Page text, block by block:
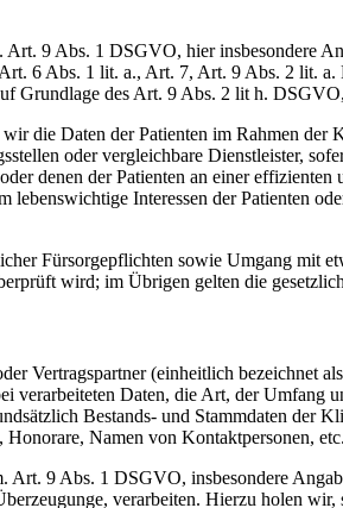
9 Abs. 1 DSGVO, hier insbesondere
6 Abs. 1 lit. a., Art. 7, Art. 9 Abs. 2 lit.
Grundlage des Art. 9 Abs. 2 lit h.
die Daten der Patienten im Rahmen
oder vergleichbare Dienstleister,
denen der Patienten an einer effizienten
Interessen der Patienten
Fürsorgepflichten sowie Umgang mit
wird; im Übrigen gelten die
Vertragspartner (einheitlich bezeichnet
verarbeiteten Daten, die Art, der
Bestands- und Stammdaten der
Namen von Kontaktpersonen,
9 Abs. 1 DSGVO, insbesondere
verarbeiten. Hierzu holen